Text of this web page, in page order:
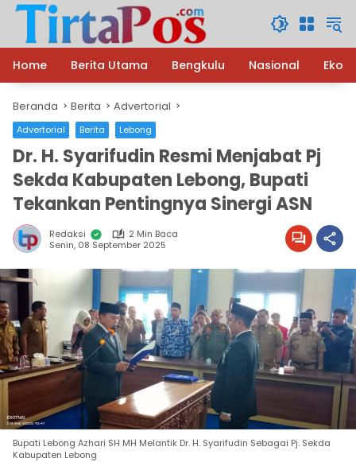
Langsung
konten
Home
Berita Utama Bengkulu Nasional
Beranda Berita Advertorial
Advertorial Berita Lebong
Dr. H. Syarifudin Resmi Menjabat Pj
Sekda Kabupaten Lebong, Bupati
Tekankan Pentingnya Sinergi ASN
Redaksi
2 Min Baca
Senin, 08 September 2025
Bupati Lebong Azhari SH MH Melantik Dr. H. Syarifudin Sebagai Pj. Sekda
Kabupaten Lebong